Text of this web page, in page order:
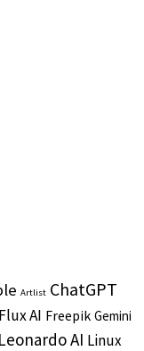
Artlist ChatGPT
Flux AI Freepik Gemini
Leonardo AI Linux